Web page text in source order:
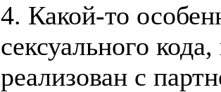
4. Какой-то
сексуального
реализован с